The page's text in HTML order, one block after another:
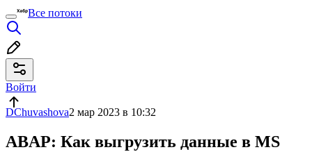
Все потоки
Войти
DChuvashova2 мар 2023 в 10:32
ABAP: Как выгрузить данные в MS